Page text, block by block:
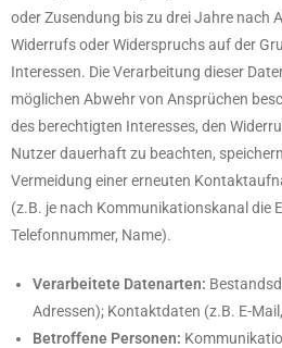
oder Zusendung bis zu drei Jahre nach
Widerrufs oder Widerspruchs auf der
Interessen. Die Verarbeitung dieser
möglichen Abwehr von Ansprüchen
des berechtigten Interesses, den
Nutzer dauerhaft zu beachten,
Vermeidung einer erneuten
(z.B. je nach Kommunikationskanal die
Telefonnummer, Name).
Verarbeitete Datenarten:
Adressen); Kontaktdaten (z.B. E-
Betroffene Personen: